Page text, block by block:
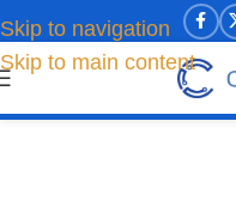
Skip to navigation
Skip to main content